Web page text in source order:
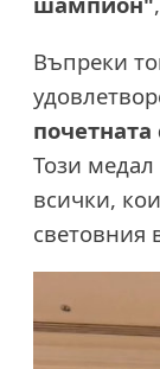
Въпреки
Този
всички,